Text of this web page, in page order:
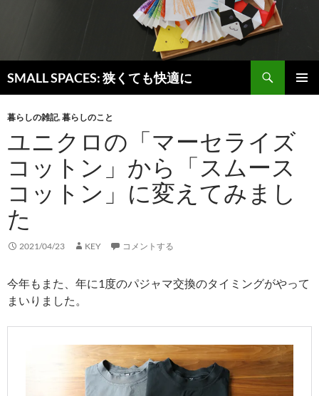
SMALL SPACES: 狭くても快適に
索
テ
ン
ツ
へ
ス
ッ
プ
暮らしの雑記,暮らしのこと
ユニクロの「マーセライズ
コットン」から「スムース
コットン」に変えてみまし
た
2021/04/23 KEY コメントする
今年もまた、年に1度のパジャマ交換のタイミングがやって
まいりました。